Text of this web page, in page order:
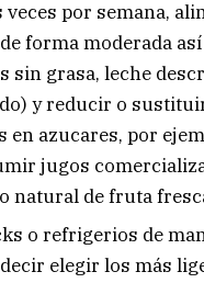
por semana,
forma moderada
sin grasa, leche
y reducir o
en azucares, por
jugos
natural de fruta
o refrigerios de
elegir los más